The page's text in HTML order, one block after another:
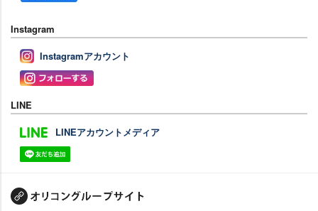
Instagram
Instagramアカウント
LINE
LINEアカウントメディア